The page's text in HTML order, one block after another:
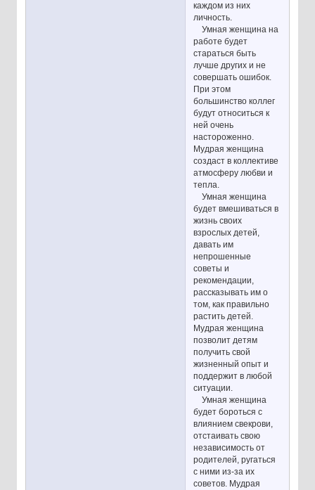
каждом из них
личность.
Умная женщина на
работе будет
стараться быть
лучше других и не
совершать ошибок.
При этом
большинство коллег
будут относиться к
ней очень
настороженно.
Мудрая женщина
создаст в коллективе
атмосферу любви и
тепла.
Умная женщина
будет вмешиваться в
жизнь своих
взрослых детей,
давать им
непрошенные
советы и
рекомендации,
рассказывать им о
том, как правильно
растить детей.
Мудрая женщина
позволит детям
получить свой
жизненный опыт и
поддержит в любой
ситуации.
Умная женщина
будет бороться с
влиянием свекрови,
отстаивать свою
независимость от
родителей, ругаться
с ними из-за их
советов. Мудрая